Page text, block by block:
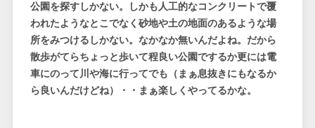
公園を探すしかない。しかも人工的なコンクリートで覆
われたようなとこでなく砂地や土の地面のあるような場
所をみつけるしかない。なかなか無いんだよね。だから
散歩がてらちょっと歩いて程良い公園でするか更には電
車にのって川や海に行ってでも（まぁ息抜きにもなるか
ら良いんだけどね）・・まぁ楽しくやってるかな。